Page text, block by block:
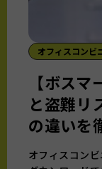
オフィスコンビ
【ボス
と盗難リ
の違いを
オフィスコン